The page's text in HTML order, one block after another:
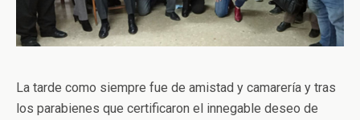
La tarde como siempre fue de amistad y camarería y tras
los parabienes que certificaron el innegable deseo de